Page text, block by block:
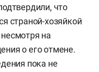
что
страной-хозяйкой
на
о его отмене.
пока не